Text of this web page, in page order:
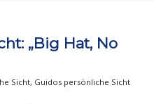
„Big Hat, No
Sicht, Guidos persönliche Sicht